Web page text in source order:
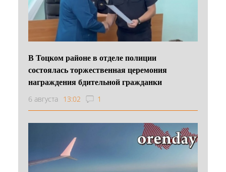
В Тоцком районе в отделе полиции
состоялась торжественная церемония
награждения бдительной гражданки
6 августа 13:02 1